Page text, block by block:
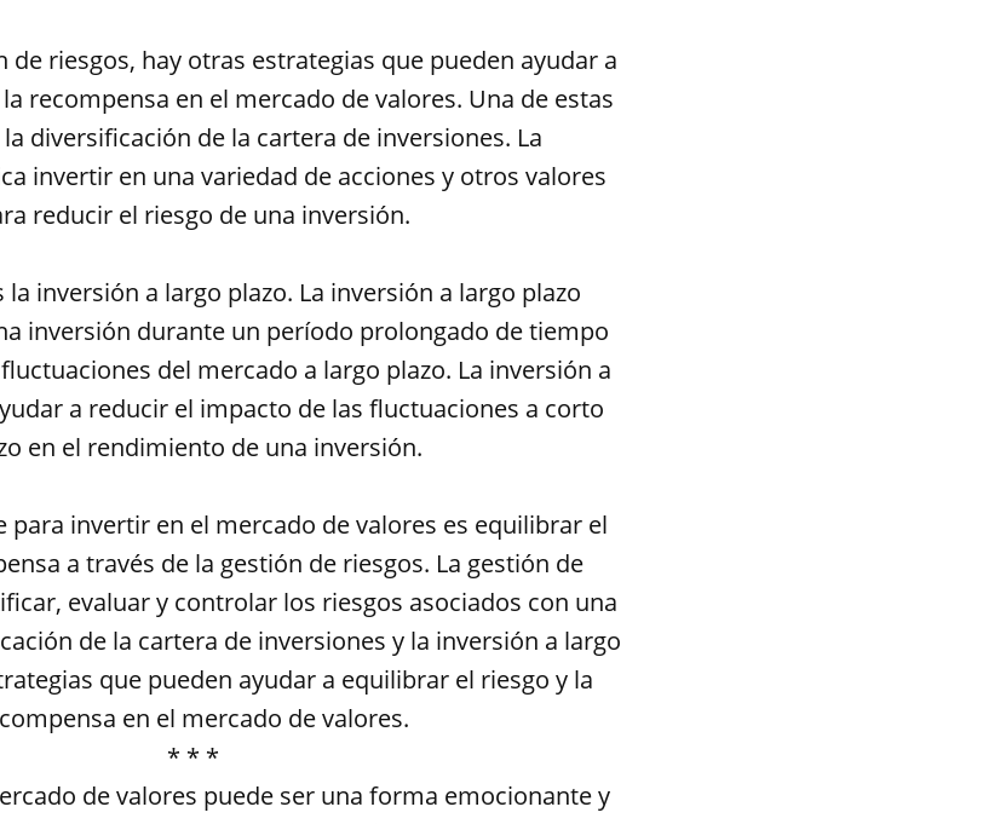
de riesgos, hay otras estrategias que pueden ayudar a
recompensa en el mercado de valores. Una de estas
diversificación de la cartera de inversiones. La
invertir en una variedad de acciones y otros valores
reducir el riesgo de una inversión.
inversión a largo plazo. La inversión a largo plazo
inversión durante un período prolongado de tiempo
del mercado a largo plazo. La inversión a
a reducir el impacto de las fluctuaciones a corto
en el rendimiento de una inversión.
para invertir en el mercado de valores es equilibrar el
a través de la gestión de riesgos. La gestión de
evaluar y controlar los riesgos asociados con una
de la cartera de inversiones y la inversión a largo
que pueden ayudar a equilibrar el riesgo y la
en el mercado de valores.
* * *
de valores puede ser una forma emocionante y